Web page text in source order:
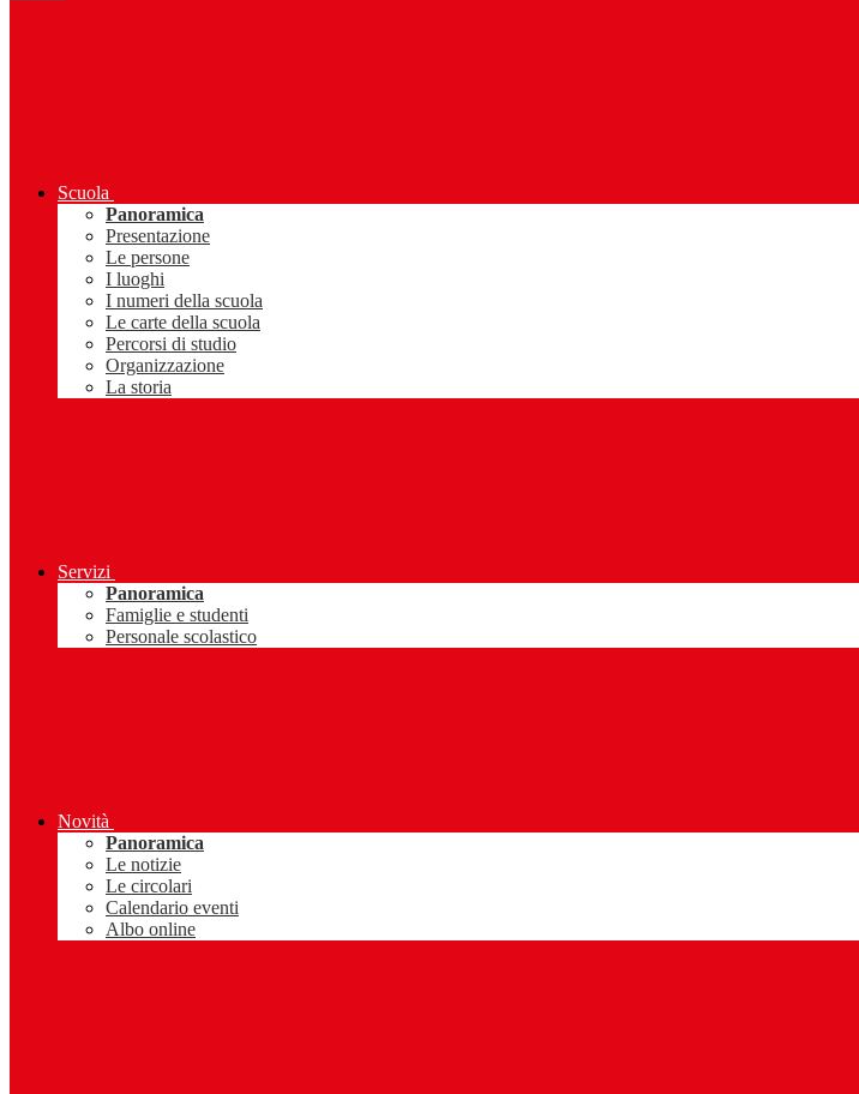
Scuola
Panoramica
Presentazione
Le persone
I luoghi
I numeri della scuola
Le carte della scuola
Percorsi di studio
Organizzazione
La storia
Servizi
Panoramica
Famiglie e studenti
Personale scolastico
Novità
Panoramica
Le notizie
Le circolari
Calendario eventi
Albo online